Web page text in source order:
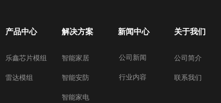
产品中心
乐鑫芯片模组
雷达模组
解决方案
智能家居
智能安防
智能家电
新闻中心
公司新闻
行业内容
关于我们
公司简介
联系我们